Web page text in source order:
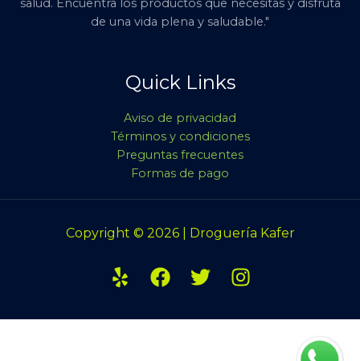
salud. Encuentra los productos que necesitas y disfruta
de una vida plena y saludable."
Quick Links
Aviso de privacidad
Términos y condiciones
Preguntas frecuentes
Formas de pago
Copyright © 2026 | Droguería Kafer